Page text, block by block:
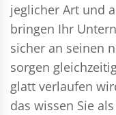
jeglicher Art und
bringen Ihr
sicher an seinen
sorgen
glatt verlaufen
das wissen Sie